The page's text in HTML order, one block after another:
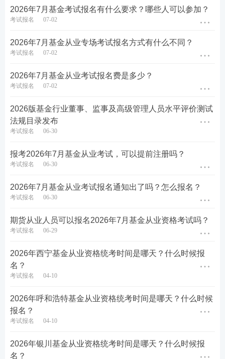
26年11月基金全国统一考试，在校大学生、非金融
行业人员等社会人士，只要符合报名条件的，都可以
登录官网自行报考。由于基金从业考试机位有限，建
议大家蹲点报名。
如果担心错过报名，届时可以预约报名提醒，大家可
以通过233网校
免费订阅考试提醒。各位考生可通过
考证、成绩查询提醒服务！233网校老师将于官方公
布时间后即时发送提醒，以便大家不错过每一个考
2026年7月基金考试报名有什么要求？哪些人可以参加？
考试报名 07-02
2026年7月基金从业专场考试报名方式有什么不同？
考试报名 07-02
2026年7月基金从业考试报名费是多少？
考试报名 07-02
2026版基金行业董事、监事及高级管理人员水平评价测试
法规目录发布
考试报名 06-30
报考2026年7月基金从业考试，可以提前注册吗？
考试报名 06-30
2026年7月基金从业考试报名通知出了吗？怎么报名？
考试报名 06-30
期货从业人员可以报名2026年7月基金从业资格考试吗？
考试报名 06-29
2026年西宁基金从业资格统考时间是哪天？什么时候报
名？
考试报名 04-10
2026年呼和浩特基金从业资格统考时间是哪天？什么时候
报名？
考试报名 04-10
2026年银川基金从业资格统考时间是哪天？什么时候报
名？